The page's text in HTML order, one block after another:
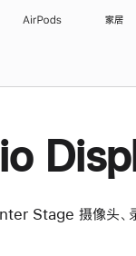
AirPods 家居
Stage 摄像头、